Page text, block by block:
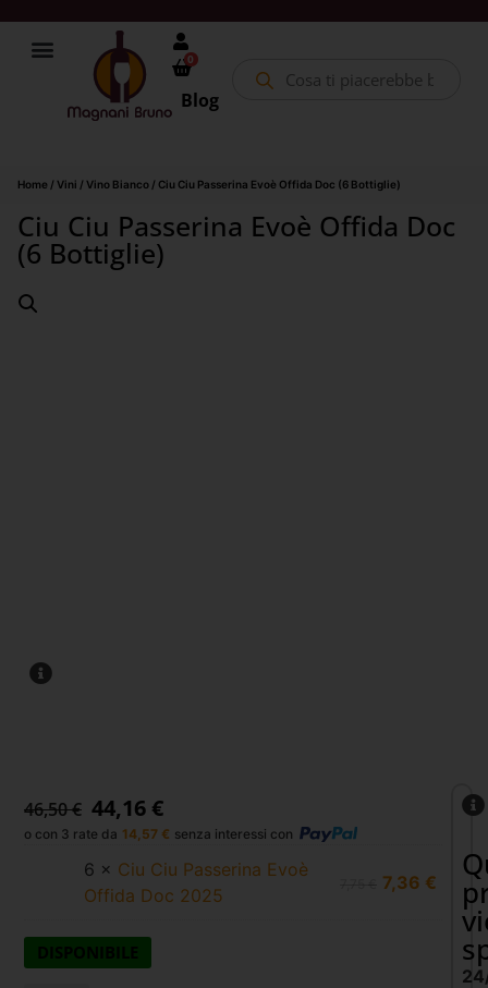
0
Blog
Home / Vini / Vino Bianco / Ciu Ciu Passerina Evoè Offida Doc (6 Bottiglie)
Ciu Ciu Passerina Evoè Offida Doc
(6 Bottiglie)
46,50€ 44,16 €
o con 3 rate da 14,57 € senza interessi con
6 × Ciu Ciu Passerina Evoè
Offida Doc 2025
7,36 €
DISPONIBILE